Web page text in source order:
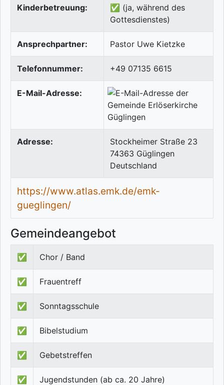
Kinderbetreuung:
✅ (ja, während des
Gottesdienstes)
Ansprechpartner: Pastor Uwe Kietzke
Telefonnummer: +49 07135 6615
E-Mail-Adresse:
Adresse:
Stockheimer Straße 23
74363 Güglingen
Deutschland
https://www.atlas.emk.de/emk-
gueglingen/
Gemeindeangebot
✅ Chor / Band
✅ Frauentreff
✅ Sonntagsschule
✅ Bibelstudium
✅ Gebetstreffen
✅ Jugendstunden (ab ca. 20 Jahre)